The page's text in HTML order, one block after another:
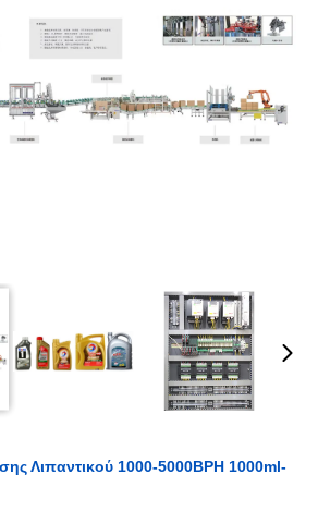
Λιπαντικού 1000-5000BPH 1000ml-